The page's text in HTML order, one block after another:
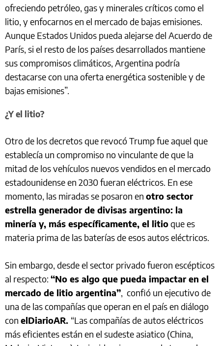
ofreciendo petróleo, gas y minerales críticos como el
litio, y enfocarnos en el mercado de bajas emisiones.
Aunque Estados Unidos pueda alejarse del Acuerdo de
París, si el resto de los países desarrollados mantiene
sus compromisos climáticos, Argentina podría
destacarse con una oferta energética sostenible y de
bajas emisiones”.
¿Y el litio?
Otro de los decretos que revocó Trump fue aquel que
establecía un compromiso no vinculante de que la
mitad de los vehículos nuevos vendidos en el mercado
estadounidense en 2030 fueran eléctricos. En ese
momento, las miradas se posaron en otro sector
estrella generador de divisas argentino: la
minería y, más específicamente, el litioque es
materia prima de las baterías de esos autos eléctricos.
Sin embargo, desde el sector privado fueron escépticos
al respecto: “No es algo que pueda impactar en el
mercado de litio argentina”, confió un ejecutivo de
una de las compañías que operan en el país en diálogo
con elDiarioAR. “Las compañías de autos eléctricos
más eficientes están en el sudeste asiatico (China,